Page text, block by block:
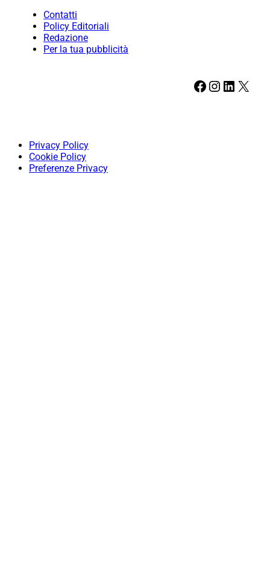
Contatti
Policy Editoriali
Redazione
Per la tua pubblicità
Facebook Instagram LinkedIn X
Privacy Policy
Cookie Policy
Preferenze Privacy